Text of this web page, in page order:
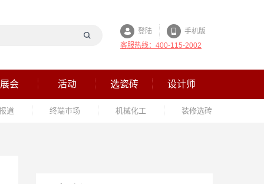
登陆
手机版
客服热线：400-115-2002
展会 活动 选瓷砖 设计师
道 终端市场 机械化工 装修选砖